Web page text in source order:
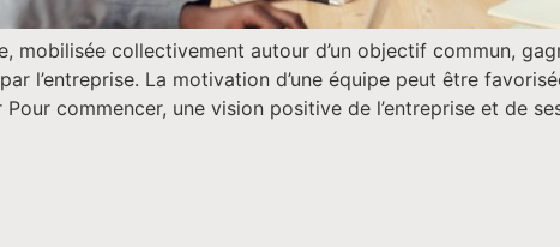
mobilisée collectivement autour d’un objectif commun,
l’entreprise. La motivation d’une équipe peut être
Pour commencer, une vision positive de l’entreprise et de